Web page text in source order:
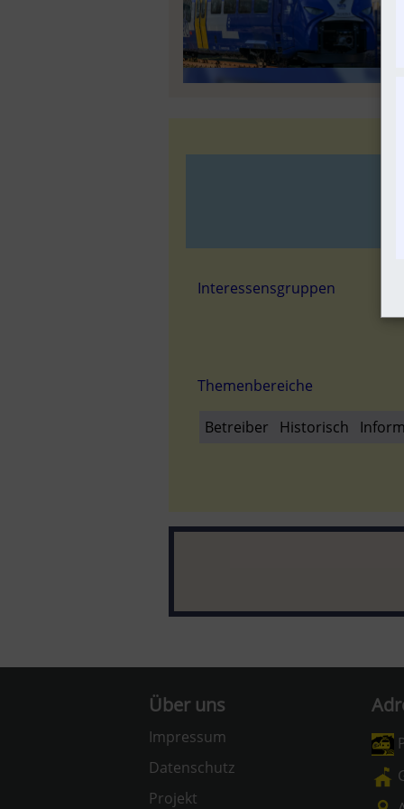
Interessensgruppen
Themenbereiche
Betreiber Historisch
Über uns
Impressum
Datenschutz
Projekt